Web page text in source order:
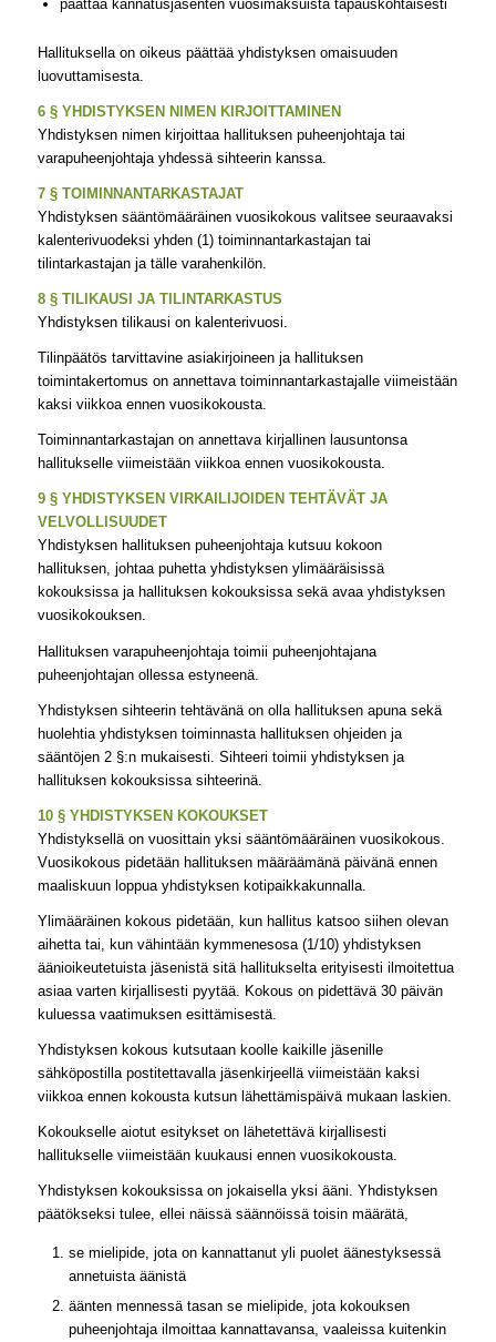
päättää kannatusjäsenten vuosimaksuista tapauskohtaisesti
Hallituksella on oikeus päättää yhdistyksen omaisuuden
luovuttamisesta.
6 § YHDISTYKSEN NIMEN KIRJOITTAMINEN
Yhdistyksen nimen kirjoittaa hallituksen puheenjohtaja tai
varapuheenjohtaja yhdessä sihteerin kanssa.
7 § TOIMINNANTARKASTAJAT
Yhdistyksen sääntömääräinen vuosikokous valitsee seuraavaksi
kalenterivuodeksi yhden (1) toiminnantarkastajan tai
tilintarkastajan ja tälle varahenkilön.
8 § TILIKAUSI JA TILINTARKASTUS
Yhdistyksen tilikausi on kalenterivuosi.
Tilinpäätös tarvittavine asiakirjoineen ja hallituksen
toimintakertomus on annettava toiminnantarkastajalle viimeistään
kaksi viikkoa ennen vuosikokousta.
Toiminnantarkastajan on annettava kirjallinen lausuntonsa
hallitukselle viimeistään viikkoa ennen vuosikokousta.
9 § YHDISTYKSEN VIRKAILIJOIDEN TEHTÄVÄT JA
VELVOLLISUUDET
Yhdistyksen hallituksen puheenjohtaja kutsuu kokoon
hallituksen, johtaa puhetta yhdistyksen ylimääräisissä
kokouksissa ja hallituksen kokouksissa sekä avaa yhdistyksen
vuosikokouksen.
Hallituksen varapuheenjohtaja toimii puheenjohtajana
puheenjohtajan ollessa estyneenä.
Yhdistyksen sihteerin tehtävänä on olla hallituksen apuna sekä
huolehtia yhdistyksen toiminnasta hallituksen ohjeiden ja
sääntöjen 2 §:n mukaisesti. Sihteeri toimii yhdistyksen ja
hallituksen kokouksissa sihteerinä.
10 § YHDISTYKSEN KOKOUKSET
Yhdistyksellä on vuosittain yksi sääntömääräinen vuosikokous.
Vuosikokous pidetään hallituksen määräämänä päivänä ennen
maaliskuun loppua yhdistyksen kotipaikkakunnalla.
Ylimääräinen kokous pidetään, kun hallitus katsoo siihen olevan
aihetta tai, kun vähintään kymmenesosa (1/10) yhdistyksen
äänioikeutetuista jäsenistä sitä hallitukselta erityisesti ilmoitettua
asiaa varten kirjallisesti pyytää. Kokous on pidettävä 30 päivän
kuluessa vaatimuksen esittämisestä.
Yhdistyksen kokous kutsutaan koolle kaikille jäsenille
sähköpostilla postitettavalla jäsenkirjeellä viimeistään kaksi
viikkoa ennen kokousta kutsun lähettämispäivä mukaan laskien.
Kokoukselle aiotut esitykset on lähetettävä kirjallisesti
hallitukselle viimeistään kuukausi ennen vuosikokousta.
Yhdistyksen kokouksissa on jokaisella yksi ääni. Yhdistyksen
päätökseksi tulee, ellei näissä säännöissä toisin määrätä,
se mielipide, jota on kannattanut yli puolet äänestyksessä
annetuista äänistä
äänten mennessä tasan se mielipide, jota kokouksen
puheenjohtaja ilmoittaa kannattavansa, vaaleissa kuitenkin